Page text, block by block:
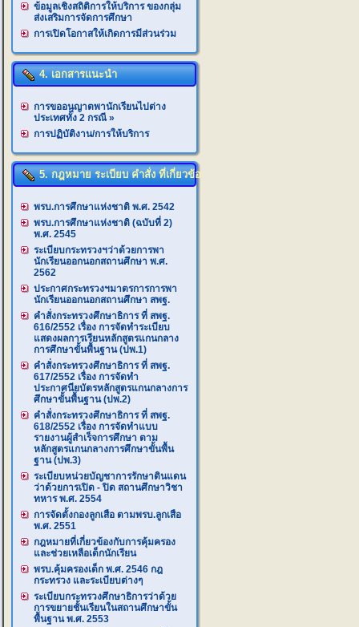
ข้อมูลเชิงสถิติการให้บริการ ของกลุ่ม
ส่งเสริมการจัดการศึกษา
การเปิดโอกาสให้เกิดการมีส่วนร่วม
4. เอกสารแนะนำ
การขออนุญาตพานักเรียนไปต่าง
ประเทศทั้ง 2 กรณี »
การปฏิบัติงาน/การให้บริการ
5. กฎหมาย ระเบียบ คำสั่ง ที่เกี่ยวข้อง
พรบ.การศึกษาแห่งชาติ พ.ศ. 2542
พรบ.การศึกษาแห่งชาติ (ฉบับที่ 2)
พ.ศ. 2545
ระเบียบกระทรวงฯว่าด้วยการพา
นักเรียนออกนอกสถานศึกษา พ.ศ.
2562
ประกาศกระทรวงฯมาตรการการพา
นักเรียนออกนอกสถานศึกษา สพฐ.
คำสั่งกระทรวงศึกษาธิการ ที่ สพฐ.
616/2552 เรื่อง การจัดทำระเบียบ
แสดงผลการเรียนหลักสูตรแกนกลาง
การศึกษาขั้นพื้นฐาน (ปพ.1)
คำสั่งกระทรวงศึกษาธิการ ที่ สพฐ.
617/2552 เรื่อง การจัดทำ
ประกาศนียบัตรหลักสูตรแกนกลางการ
ศึกษาขั้นพื้นฐาน (ปพ.2)
คำสั่งกระทรวงศึกษาธิการ ที่ สพฐ.
618/2552 เรื่อง การจัดทำแบบ
รายงานผู้สำเร็จการศึกษา ตาม
หลักสูตรแกนกลางการศึกษาขั้นพื้น
ฐาน (ปพ.3)
ระเบียบหน่วยบัญชาการรักษาดินแดน
ว่าด้วยการเปิด - ปิด สถานศึกษาวิชา
ทหาร พ.ศ. 2554
การจัดตั้งกองลูกเสือ ตามพรบ.ลูกเสือ
พ.ศ. 2551
กฎหมายที่เกี่ยวข้องกับการคุ้มครอง
และช่วยเหลือเด็กนักเรียน
พรบ.คุ้มครองเด็ก พ.ศ. 2546 กฎ
กระทรวง และระเบียบต่างๆ
ระเบียบกระทรวงศึกษาธิการว่าด้วย
การขยายชั้นเรียนในสถานศึกษาขั้น
พื้นฐาน พ.ศ. 2553